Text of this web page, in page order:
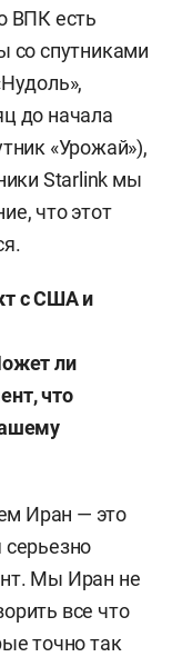
ВПК есть
со спутниками
до начала
«Урожай»),
Starlink мы
что этот
с США и
ли
что
Иран — это
Мы Иран не
все что
точно так